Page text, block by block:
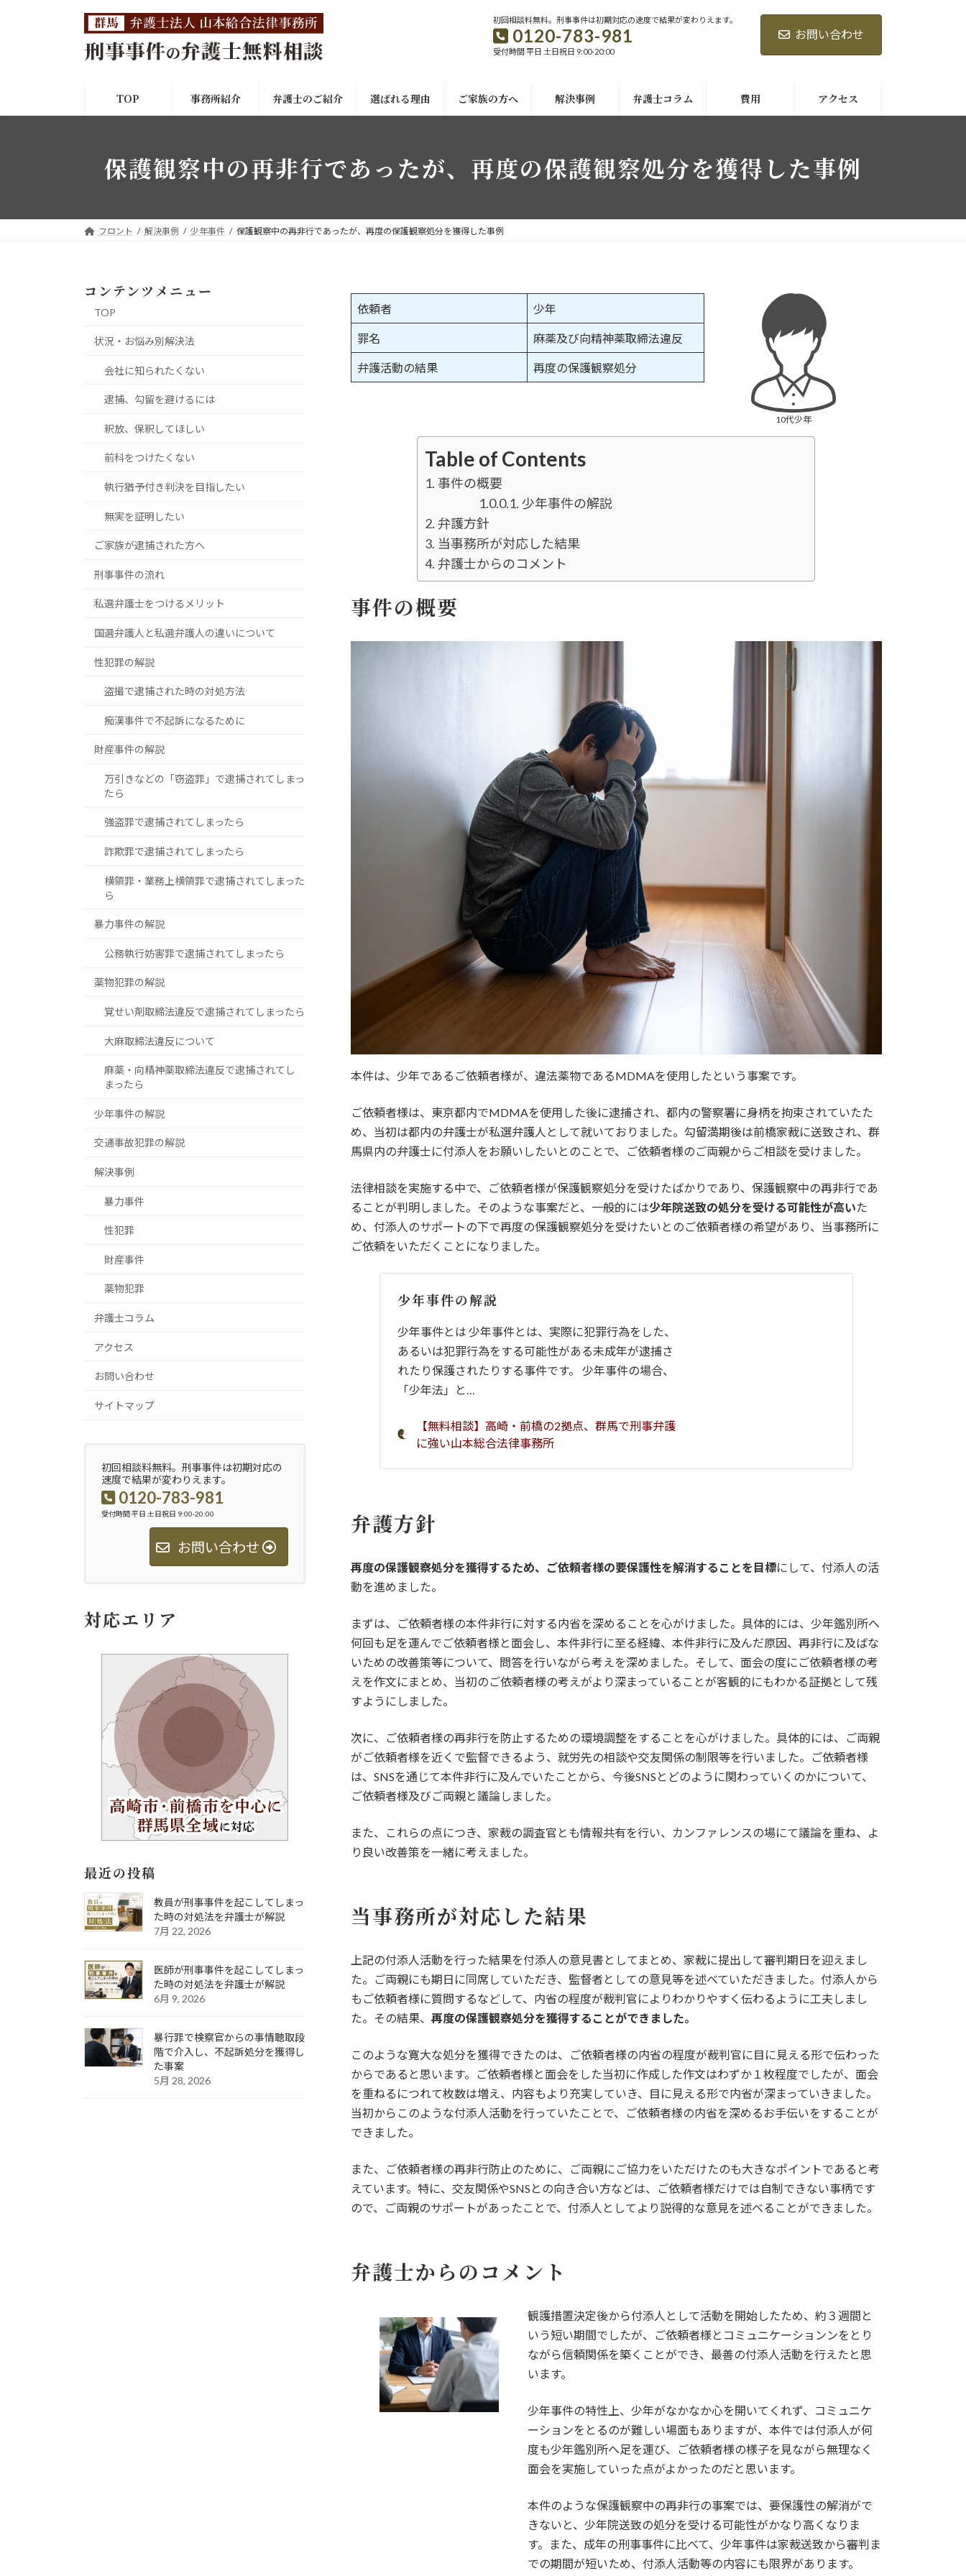
初回相談料無料。刑事事件は初期対応の速度で結果が変わりえます。
0120-783-981
受付時間 平日 土日祝日 9:00-20:00
お問い合わせ
TOP 事務所紹介 弁護士のご紹介 選ばれる理由 ご家族の方へ 解決事例 弁護士コラム 費用 アクセス
保護観察中の再非行であったが、再度の保護観察処分を獲得した事例
フロント 解決事例 少年事件 保護観察中の再非行であったが、再度の保護観察処分を獲得した事例
依頼者 少年
罪名 麻薬及び向精神薬取締法違反
弁護活動の結果 再度の保護観察処分
10代少年
Table of Contents
事件の概要
少年事件の解説
弁護方針
当事務所が対応した結果
弁護士からのコメント
事件の概要
本件は、少年であるご依頼者様が、違法薬物であるMDMAを使用したという事案です。
ご依頼者様は、東京都内でMDMAを使用した後に逮捕され、都内の警察署に身柄を拘束されていたた
め、当初は都内の弁護士が私選弁護人として就いておりました。勾留満期後は前橋家裁に送致され、群
馬県内の弁護士に付添人をお願いしたいとのことで、ご依頼者様のご両親からご相談を受けました。
法律相談を実施する中で、ご依頼者様が保護観察処分を受けたばかりであり、保護観察中の再非行であ
ることが判明しました。そのような事案だと、一般的には少年院送致の処分を受ける可能性が高いた
め、付添人のサポートの下で再度の保護観察処分を受けたいとのご依頼者様の希望があり、当事務所に
ご依頼をいただくことになりました。
少年事件の解説
少年事件とは 少年事件とは、実際に犯罪行為をした、
あるいは犯罪行為をする可能性がある未成年が逮捕さ
れたり保護されたりする事件です。 少年事件の場合、
「少年法」と…
【無料相談】高崎・前橋の2拠点、群馬で刑事弁護
に強い山本総合法律事務所
弁護方針
再度の保護観察処分を獲得するため、ご依頼者様の要保護性を解消することを目標にして、付添人の活
動を進めました。
まずは、ご依頼者様の本件非行に対する内省を深めることを心がけました。具体的には、少年鑑別所へ
何回も足を運んでご依頼者様と面会し、本件非行に至る経緯、本件非行に及んだ原因、再非行に及ばな
いための改善策等について、問答を行いながら考えを深めました。そして、面会の度にご依頼者様の考
えを作文にまとめ、当初のご依頼者様の考えがより深まっていることが客観的にもわかる証拠として残
すようにしました。
次に、ご依頼者様の再非行を防止するための環境調整をすることを心がけました。具体的には、ご両親
がご依頼者様を近くで監督できるよう、就労先の相談や交友関係の制限等を行いました。ご依頼者様
は、SNSを通じて本件非行に及んでいたことから、今後SNSとどのように関わっていくのかについて、
ご依頼者様及びご両親と議論しました。
また、これらの点につき、家裁の調査官とも情報共有を行い、カンファレンスの場にて議論を重ね、よ
り良い改善策を一緒に考えました。
当事務所が対応した結果
上記の付添人活動を行った結果を付添人の意見書としてまとめ、家裁に提出して審判期日を迎えまし
た。ご両親にも期日に同席していただき、監督者としての意見等を述べていただきました。付添人から
もご依頼者様に質問するなどして、内省の程度が裁判官によりわかりやすく伝わるように工夫しまし
た。その結果、 再度の保護観察処分を獲得することができました。
このような寛大な処分を獲得できたのは、ご依頼者様の内省の程度が裁判官に目に見える形で伝わった
からであると思います。ご依頼者様と面会をした当初に作成した作文はわずか１枚程度でしたが、面会
を重ねるにつれて枚数は増え、内容もより充実していき、目に見える形で内省が深まっていきました。
当初からこのような付添人活動を行っていたことで、ご依頼者様の内省を深めるお手伝いをすることが
できました。
また、ご依頼者様の再非行防止のために、ご両親にご協力をいただけたのも大きなポイントであると考
えています。特に、交友関係やSNSとの向き合い方などは、ご依頼者様だけでは自制できない事柄です
ので、ご両親のサポートがあったことで、付添人としてより説得的な意見を述べることができました。
弁護士からのコメント
観護措置決定後から付添人として活動を開始したため、約３週間と
いう短い期間でしたが、ご依頼者様とコミュニケーションンをとり
ながら信頼関係を築くことができ、最善の付添人活動を行えたと思
います。
少年事件の特性上、少年がなかなか心を開いてくれず、コミュニケ
ーションをとるのが難しい場面もありますが、本件では付添人が何
度も少年鑑別所へ足を運び、ご依頼者様の様子を見ながら無理なく
面会を実施していった点がよかったのだと思います。
本件のような保護観察中の再非行の事案では、要保護性の解消がで
きないと、少年院送致の処分を受ける可能性がかなり高くなりま
す。また、成年の刑事事件に比べて、少年事件は家裁送致から審判ま
での期間が短いため、付添人活動等の内容にも限界があります。
コンテンツメニュー
TOP
状況・お悩み別解決法
会社に知られたくない
逮捕、勾留を避けるには
釈放、保釈してほしい
前科をつけたくない
執行猶予付き判決を目指したい
無実を証明したい
ご家族が逮捕された方へ
刑事事件の流れ
私選弁護士をつけるメリット
国選弁護人と私選弁護人の違いについて
性犯罪の解説
盗撮で逮捕された時の対処方法
痴漢事件で不起訴になるために
財産事件の解説
万引きなどの「窃盗罪」で逮捕されてしまっ
たら
強盗罪で逮捕されてしまったら
詐欺罪で逮捕されてしまったら
横領罪・業務上横領罪で逮捕されてしまった
ら
暴力事件の解説
公務執行妨害罪で逮捕されてしまったら
薬物犯罪の解説
覚せい剤取締法違反で逮捕されてしまったら
大麻取締法違反について
麻薬・向精神薬取締法違反で逮捕されてし
まったら
少年事件の解説
交通事故犯罪の解説
解決事例
暴力事件
性犯罪
財産事件
薬物犯罪
弁護士コラム
アクセス
お問い合わせ
サイトマップ
初回相談料無料。刑事事件は初期対応の
速度で結果が変わりえます。
0120-783-981
受付時間 平日 土日祝日 9:00-20:00
お問い合わせ
対応エリア
最近の投稿
教員が刑事事件を起こしてしまっ
た時の対処法を弁護士が解説
7月 22, 2026
医師が刑事事件を起こしてしまっ
た時の対処法を弁護士が解説
6月 9, 2026
暴行罪で検察官からの事情聴取段
階で介入し、不起訴処分を獲得し
た事案
5月 28, 2026